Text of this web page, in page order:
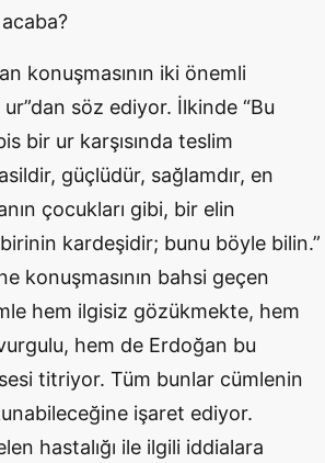
konuşmasının iki önemli
söz ediyor. İlkinde “Bu
bir ur karşısında teslim
güçlüdür, sağlamdır, en
çocukları gibi, bir elin
kardeşidir; bunu böyle bilin.”
konuşmasının bahsi geçen
hem ilgisiz gözükmekte, hem
hem de Erdoğan bu
titriyor. Tüm bunlar cümlenin
işaret ediyor.
hastalığı ile ilgili iddialara